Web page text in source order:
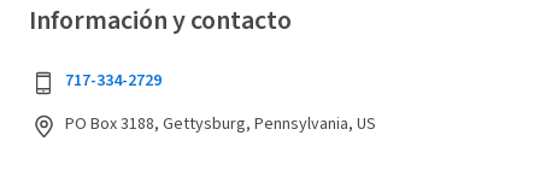
Información y contacto
717-334-2729
PO Box 3188, Gettysburg, Pennsylvania, US